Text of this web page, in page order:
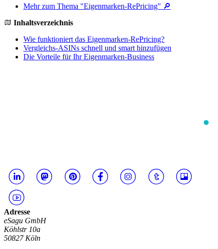
Mehr zum Thema "Eigenmarken-RePricing" 🔎
Inhaltsverzeichnis
Wie funktioniert das Eigenmarken-RePricing?
Vergleichs-ASINs schnell und smart hinzufügen
Die Vorteile für Ihr Eigenmarken-Business
Adresse
eSagu GmbH
Köhlstr 10a
50827 Köln